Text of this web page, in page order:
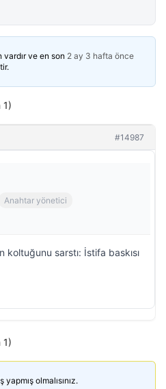
ve en son 2 ay 3 hafta önce
1)
#14987
Anahtar yönetici
koltuğunu sarstı: İstifa baskısı
1)
olmalısınız.